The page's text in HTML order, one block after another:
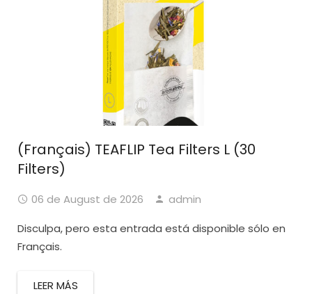
(Français) TEAFLIP Tea Filters L (30
Filters)
06 de August de 2026
admin
Disculpa, pero esta entrada está disponible sólo en
Français.
LEER MÁS